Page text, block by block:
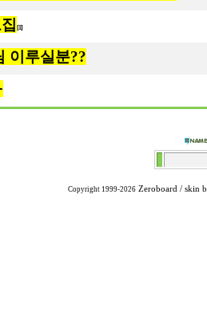
[1]
이루실분??
Copyright 1999-2026 Zeroboard / skin